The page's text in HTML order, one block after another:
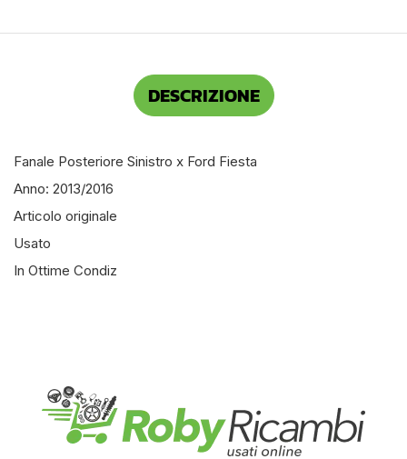
DESCRIZIONE
Fanale Posteriore Sinistro x Ford Fiesta
Anno: 2013/2016
Articolo originale
Usato
In Ottime Condiz